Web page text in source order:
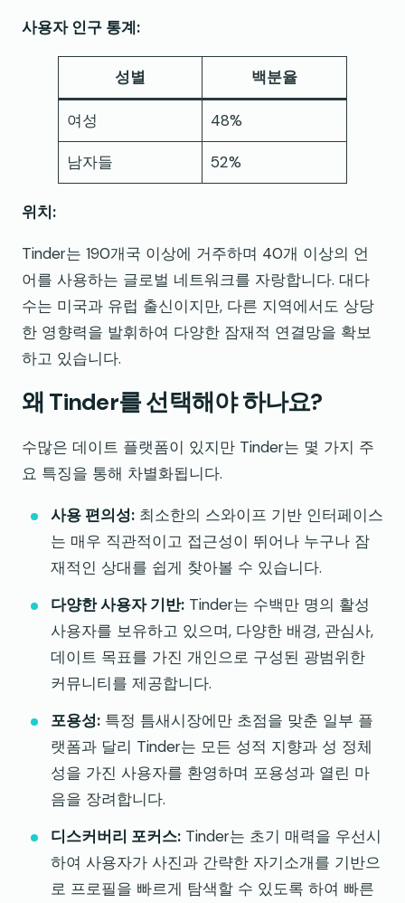
사용자 인구 통계:
성별 백분율
여성 48%
남자들 52%
위치:
Tinder는 190개국 이상에 거주하며 40개 이상의 언
어를 사용하는 글로벌 네트워크를 자랑합니다. 대다
수는 미국과 유럽 출신이지만, 다른 지역에서도 상당
한 영향력을 발휘하여 다양한 잠재적 연결망을 확보
하고 있습니다.
왜 Tinder를 선택해야 하나요?
수많은 데이트 플랫폼이 있지만 Tinder는 몇 가지 주
요 특징을 통해 차별화됩니다.
사용 편의성: 최소한의 스와이프 기반 인터페이스
는 매우 직관적이고 접근성이 뛰어나 누구나 잠
재적인 상대를 쉽게 찾아볼 수 있습니다.
다양한 사용자 기반: Tinder는 수백만 명의 활성
사용자를 보유하고 있으며, 다양한 배경, 관심사,
데이트 목표를 가진 개인으로 구성된 광범위한
커뮤니티를 제공합니다.
포용성: 특정 틈새시장에만 초점을 맞춘 일부 플
랫폼과 달리 Tinder는 모든 성적 지향과 성 정체
성을 가진 사용자를 환영하며 포용성과 열린 마
음을 장려합니다.
디스커버리 포커스: Tinder는 초기 매력을 우선시
하여 사용자가 사진과 간략한 자기소개를 기반으
로 프로필을 빠르게 탐색할 수 있도록 하여 빠른